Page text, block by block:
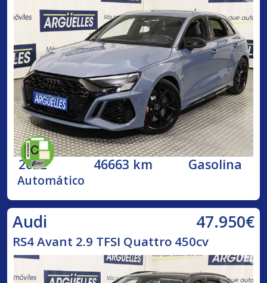
2022 46663 km Gasolina
Automático
Audi 47.950€
RS4 Avant 2.9 TFSI Quattro 450cv